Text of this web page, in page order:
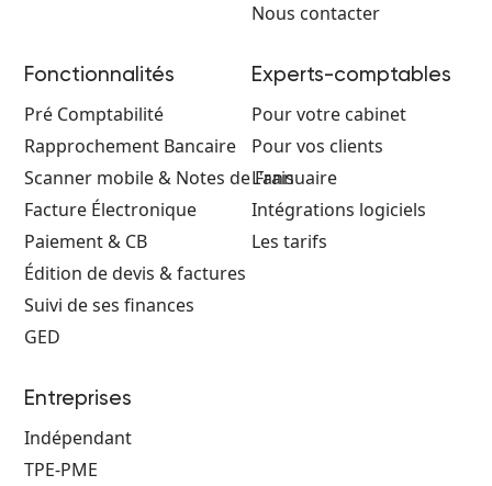
Nous contacter
Fonctionnalités
Pré Comptabilité
Rapprochement Bancaire
Scanner mobile & Notes de Frais
Facture Électronique
Paiement & CB
Édition de devis & factures
Suivi de ses finances
GED
Experts-comptables
Pour votre cabinet
Pour vos clients
L'annuaire
Intégrations logiciels
Les tarifs
Entreprises
Indépendant
TPE-PME